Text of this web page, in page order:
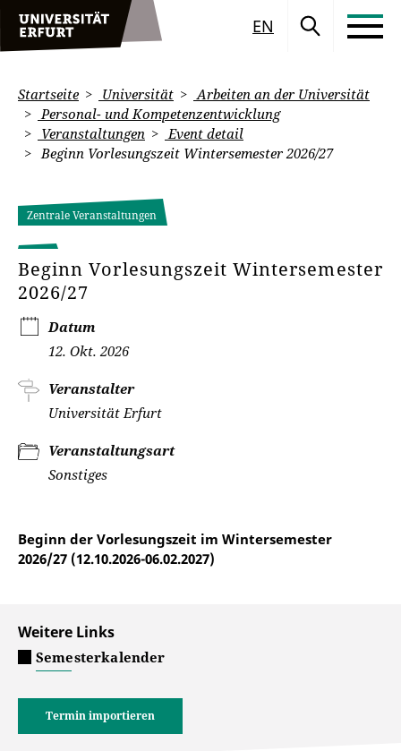
EN
Startseite Universität
Arbeiten an der Universität
Personal- und Kompetenzentwicklung
Veranstaltungen
Event detail
Beginn Vorlesungszeit Wintersemester 2026/27
Zentrale Veranstaltungen
Beginn Vorlesungszeit Wintersemester
2026/27
Datum
12. Okt. 2026
Veranstalter
Universität Erfurt
Veranstaltungsart
Sonstiges
Beginn der Vorlesungszeit im Wintersemester
2026/27 (12.10.2026-06.02.2027)
Weitere Links
Semesterkalender
Termin importieren